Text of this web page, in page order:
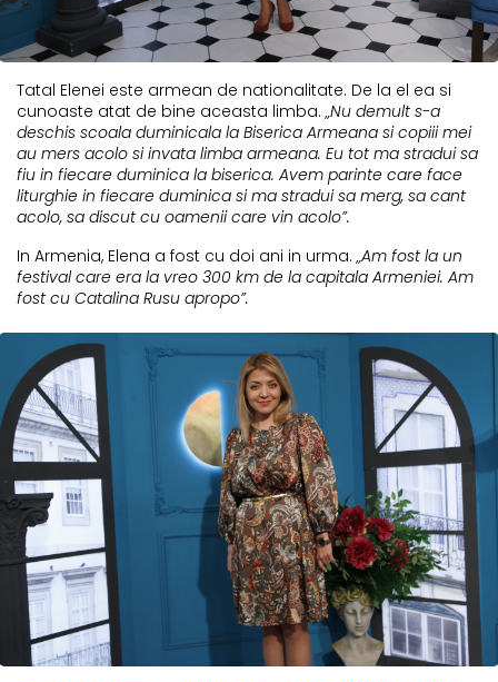
Tatal Elenei este armean de nationalitate. De la el ea si
cunoaste atat de bine aceasta limba.„Nu demult s-a
deschis scoala duminicala la Biserica Armeana si copiii mei
au mers acolo si invata limba armeana. Eu tot ma stradui sa
fiu in fiecare duminica la biserica. Avem parinte care face
liturghie in fiecare duminica si ma stradui sa merg, sa cant
acolo, sa discut cu oamenii care vin acolo”.
In Armenia, Elena a fost cu doi ani in urma.„Am fost la un
festival care era la vreo 300 km de la capitala Armeniei. Am
fost cu Catalina Rusu apropo”.